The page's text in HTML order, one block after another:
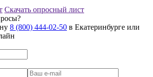
Скачать опросный лист
8 (800) 444-02-50 в Екатеринбурге или